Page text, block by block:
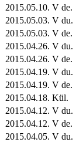
2015.05.10. V de.
2015.05.03. V du.
2015.05.03. V de.
2015.04.26. V du.
2015.04.26. V de.
2015.04.19. V du.
2015.04.19. V de.
2015.04.18. Kül.
2015.04.12. V du.
2015.04.12. V de.
2015.04.05. V du.